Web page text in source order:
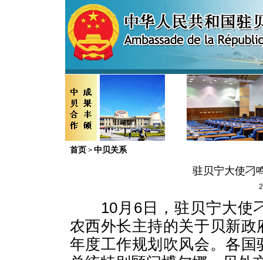
首页 > 中贝关系
驻贝宁大使刁
10月6日，驻贝宁大使
农西外长主持的关于贝新
年度工作规划吹风会。各